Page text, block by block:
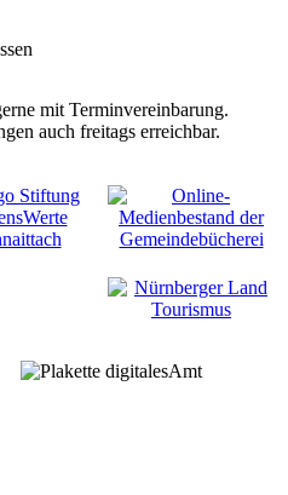
mit Terminvereinbarung.
auch freitags erreichbar.